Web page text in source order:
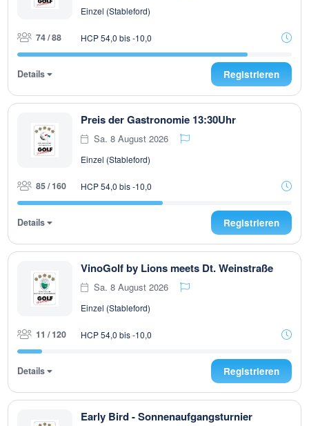
Einzel (Stableford)
74 / 88 HCP 54,0 bis -10,0
Details Registrieren
Preis der Gastronomie 13:30Uhr
Sa. 8 August 2026
Einzel (Stableford)
85 / 160 HCP 54,0 bis -10,0
Details Registrieren
VinoGolf by Lions meets Dt. Weinstraße
Sa. 8 August 2026
Einzel (Stableford)
11 / 120 HCP 54,0 bis -10,0
Details Registrieren
Early Bird - Sonnenaufgangsturnier